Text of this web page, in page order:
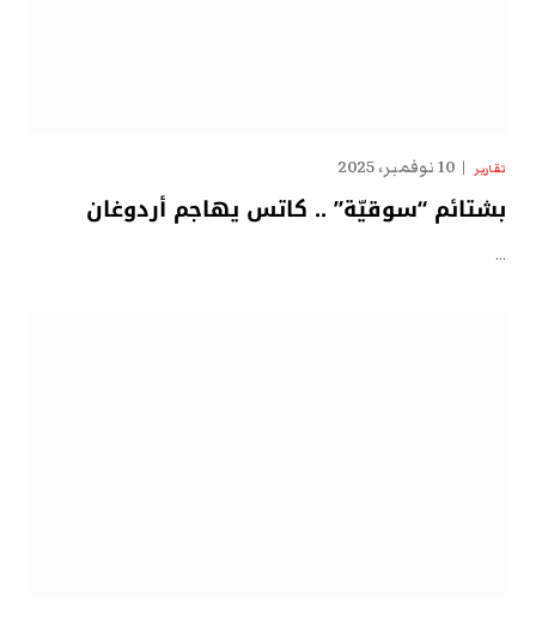
تقارير 10 نوفمبر، 2025
بشتائم “سوقيّة” .. كاتس يهاجم أردوغان
…